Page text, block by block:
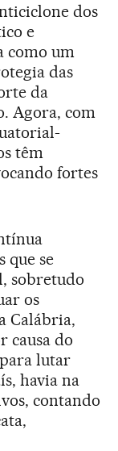
dos
e
como um
das
da
Agora, com
têm
fortes
que se
sobretudo
os
Calábria,
causa do
lutar
havia na
contando